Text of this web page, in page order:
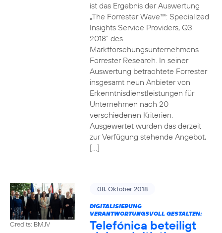
ist das Ergebnis der Auswertung
„The Forrester Wave™: Specialized
Insights Service Providers, Q3
2018“ des
Marktforschungsunternehmens
Forrester Research. In seiner
Auswertung betrachtete Forrester
insgesamt neun Anbieter von
Erkenntnisdienstleistungen für
Unternehmen nach 20
verschiedenen Kriterien.
Ausgewertet wurden das derzeit
zur Verfügung stehende Angebot,
[…]
Credits: BMJV
08. Oktober 2018
DIGITALISIERUNG
VERANTWORTUNGSVOLL GESTALTEN:
Telefónica beteiligt